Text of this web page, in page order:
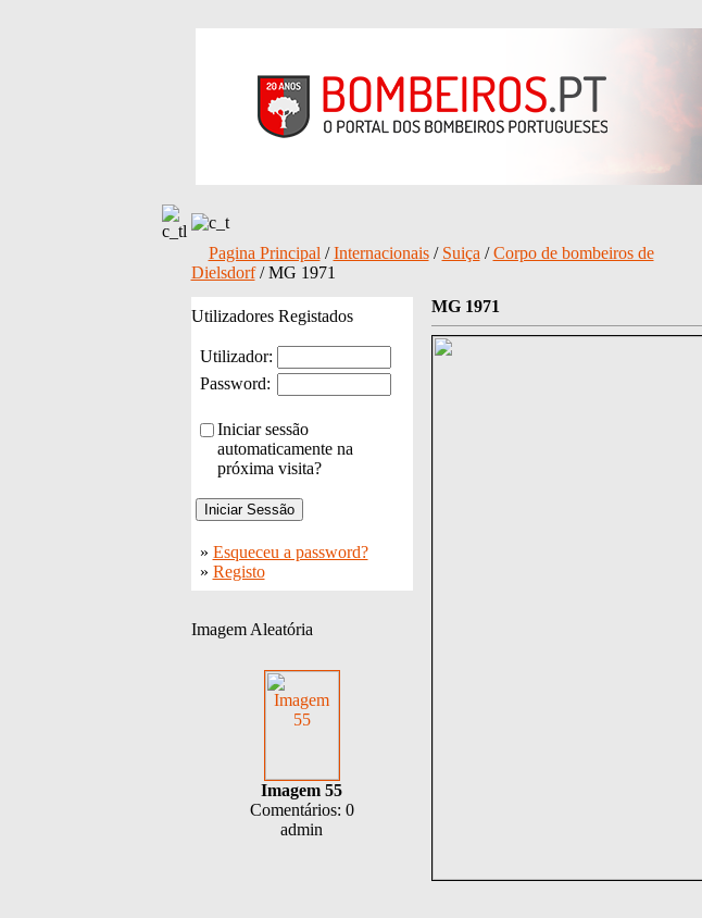
Pagina Principal /Internacionais/ Suiça /Corpo de bombeiros de
Dielsdorf/ MG 1971
Utilizadores Registados
Utilizador:
Password:
Iniciar sessão
automaticamente na
próxima visita?
» Esqueceu a password?
» Registo
Imagem Aleatória
Imagem 55
Comentários: 0
admin
MG 1971